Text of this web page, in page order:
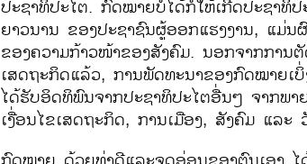
ປະຊາທິປະ​ໄຕ. ກົດໝາຍບໍ່​ໄດ້ກໍ່ໃຫ້ເກີດປະຊາທິ
ຍາວນານ ຂອງປະຊາຊົນ​ຜູ້​ອອກ​ແຮງ​ງານ, ​ແມ່
ຂອງ​ຄວາມ​ກ້າວໜ້າ​​ຂອງສັງຄົມ. ນອກ​ຈາກ​ການ​
ເສດຖະກິດ​ແລ້ວ, ການ​ພັດທະນາ​ຂອງ​ກົດໝາຍ​
ໄດ້ຮັບອິດທິພົນຈາກປະຊາທິປະໄຕອື່ນໆ ຈາກພ
ເງື່ອນ​ໄຂ​ເສດຖະກິດ, ການເມືອງ, ສັງຄົມ ແລະ